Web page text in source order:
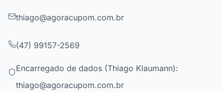
thiago@agoracupom.com.br
(47) 99157-2569
Encarregado de dados (Thiago Klaumann):
thiago@agoracupom.com.br